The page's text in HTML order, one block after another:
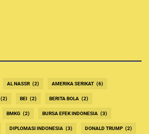
AL NASSR (2) AMERIKA SERIKAT (6)
(2) BEI (2) BERITA BOLA (2)
BMKG (2) BURSA EFEK INDONESIA (3)
DIPLOMASI INDONESIA (3) DONALD TRUMP (2)